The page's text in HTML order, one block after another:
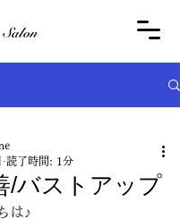
/バストアップ
読了時間: 1分
は♪